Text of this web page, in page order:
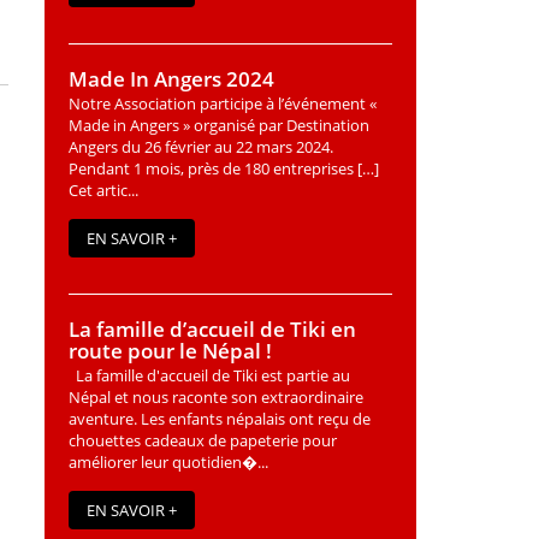
Made In Angers 2024
Notre Association participe à l’événement «
Made in Angers » organisé par Destination
Angers du 26 février au 22 mars 2024.
Pendant 1 mois, près de 180 entreprises […]
Cet artic...
EN SAVOIR +
La famille d’accueil de Tiki en
route pour le Népal !
La famille d'accueil de Tiki est partie au
Népal et nous raconte son extraordinaire
aventure. Les enfants népalais ont reçu de
chouettes cadeaux de papeterie pour
améliorer leur quotidien�...
EN SAVOIR +